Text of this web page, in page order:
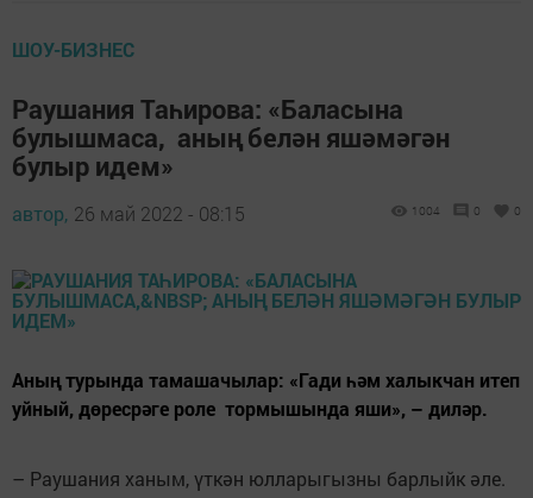
ШОУ-БИЗНЕС
Раушания Таһирова: «Баласына
булышмаса, аның белән яшәмәгән
булыр идем»
автор, 26 май 2022 - 08:15 1004 0 0
Аның турында тамашачылар: «Гади һәм халыкчан итеп
уйный, дөресрәге роле тормышында яши», – диләр.
– Раушания ханым, үткән юлларыгызны барлыйк әле.